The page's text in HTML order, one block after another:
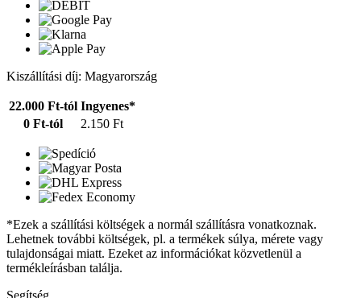
Kiszállítási díj: Magyarország
22.000 Ft-tól Ingyenes*
0 Ft-tól
2.150 Ft
*Ezek a szállítási költségek a normál szállításra vonatkoznak.
Lehetnek további költségek, pl. a termékek súlya, mérete vagy
tulajdonságai miatt. Ezeket az információkat közvetlenül a
termékleírásban találja.
Segítség